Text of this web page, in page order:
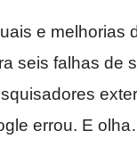
e melhorias
seis falhas de
errou. E